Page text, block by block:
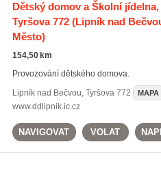
Dětský domov a Školní
Tyršova 772(Lipník nad
Město)
154,50 km
Provozování dětského domova.
Lipník nad Bečvou, Tyršova 772 MAPA
www.ddlipnik.ic.cz
NAVIGOVAT VOLAT